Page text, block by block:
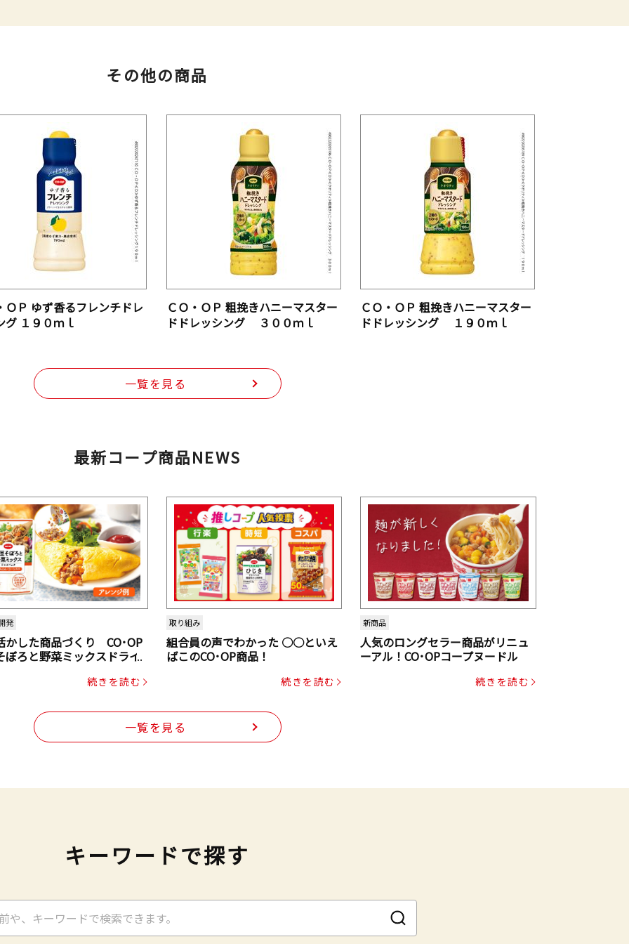
その他の商品
ＯＰ ゆず香るフレンチドレ
グ １９０ｍｌ
ＣＯ・ＯＰ 粗挽きハニーマスター
ドドレッシング ３００ｍｌ
ＣＯ・ＯＰ 粗挽きハニーマスター
ドドレッシング １９０ｍｌ
一覧を見る
最新コープ商品NEWS
発
かした商品づくり CO･OP
ぼろと野菜ミックスドライ
続きを読む
取り組み
組合員の声でわかった ○○といえ
ばこのCO･OP商品！
続きを読む
新商品
人気のロングセラー商品がリニュ
ーアル！CO･OPコープヌードル
続きを読む
一覧を見る
キーワードで探す